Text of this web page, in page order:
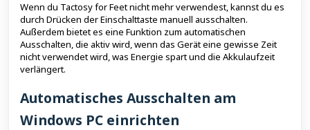
Wenn du Tactosy for Feet nicht mehr verwendest, kannst du es
durch Drücken der Einschalttaste manuell ausschalten.
Außerdem bietet es eine Funktion zum automatischen
Ausschalten, die aktiv wird, wenn das Gerät eine gewisse Zeit
nicht verwendet wird, was Energie spart und die Akkulaufzeit
verlängert.
Automatisches Ausschalten am
Windows PC einrichten